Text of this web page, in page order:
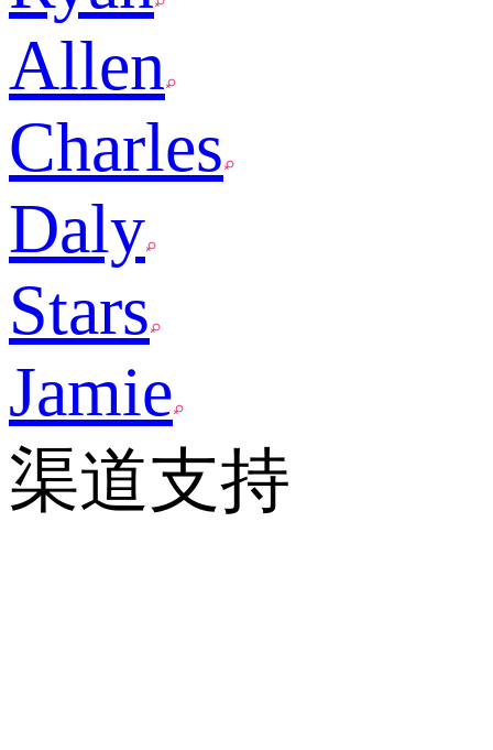
Allen
Charles
Daly
Stars
Jamie
渠道支持